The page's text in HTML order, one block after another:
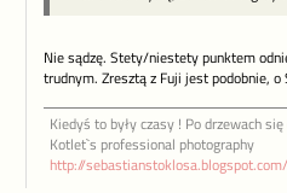
Nie sądzę. Stety/niestety punktem
trudnym. Zresztą z Fuji jest podobnie,
Kiedyś to były czasy ! Po drzewach się
Kotlet`s professional photography
http://sebastianstoklosa.blogspot.com/